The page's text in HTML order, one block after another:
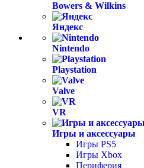
Bowers & Wilkins
Яндекс
Nintendo
Playstation
Valve
VR
Игры и аксессуары
Игры PS5
Игры Xbox
Периферия